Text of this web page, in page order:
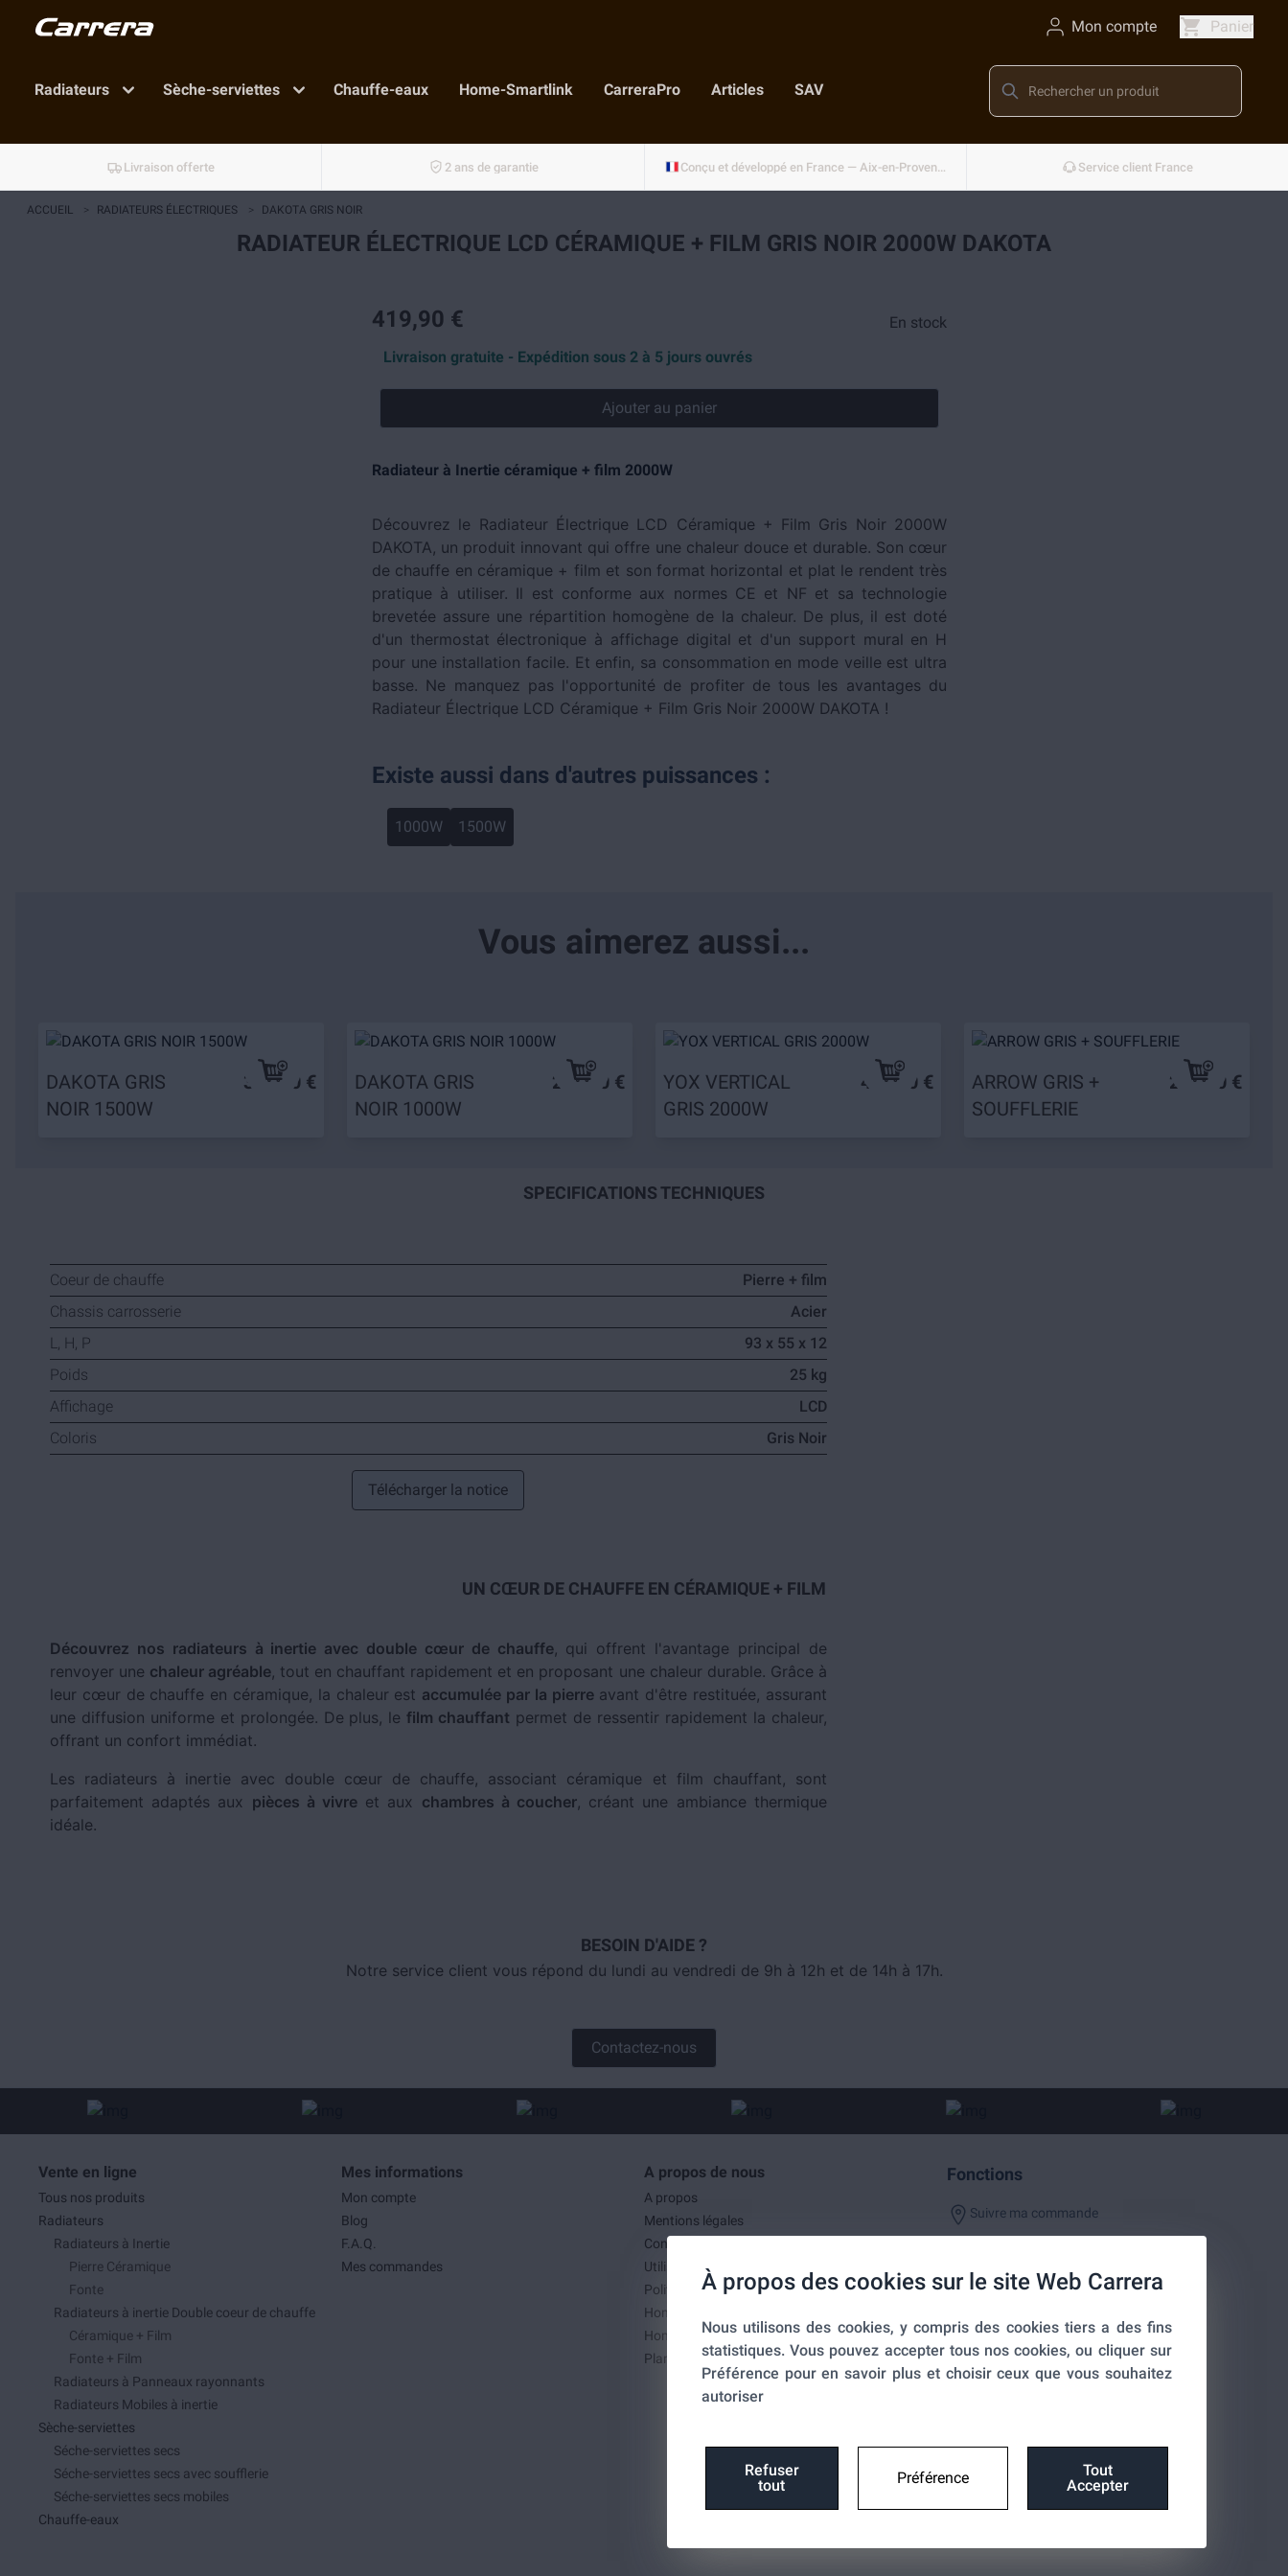
Mon compte Panier
Radiateurs Sèche-serviettes Chauffe-eaux Home-Smartlink CarreraPro Articles SAV
Livraison offerte 2 ans de garantie Conçu et développé en France — Aix-en-Provence Service client France
À propos des cookies sur le site Web Carrera
Nous utilisons des cookies, y compris des cookies tiers a des fins
statistiques. Vous pouvez accepter tous nos cookies, ou cliquer sur
Préférence pour en savoir plus et choisir ceux que vous souhaitez
autoriser
Refuser
tout
Préférence
Tout
Accepter
ACCUEIL > RADIATEURS ÉLECTRIQUES > DAKOTA GRIS NOIR
RADIATEUR ÉLECTRIQUE LCD CÉRAMIQUE + FILM GRIS NOIR 2000W DAKOTA
419,90 €
En stock
Livraison gratuite - Expédition sous 2 à 5 jours ouvrés
Ajouter au panier
Radiateur à Inertie céramique + film 2000W
Découvrez le Radiateur Électrique LCD Céramique + Film Gris Noir 2000W
DAKOTA, un produit innovant qui offre une chaleur douce et durable. Son cœur
de chauffe en céramique + film et son format horizontal et plat le rendent très
pratique à utiliser. Il est conforme aux normes CE et NF et sa technologie
brevetée assure une répartition homogène de la chaleur. De plus, il est doté
d'un thermostat électronique à affichage digital et d'un support mural en H
pour une installation facile. Et enfin, sa consommation en mode veille est ultra
basse. Ne manquez pas l'opportunité de profiter de tous les avantages du
Radiateur Électrique LCD Céramique + Film Gris Noir 2000W DAKOTA !
Existe aussi dans d'autres puissances :
1000W 1500W
Vous aimerez aussi...
DAKOTA GRIS
NOIR 1500W
349,90 €
DAKOTA GRIS
NOIR 1000W
299,90 €
YOX VERTICAL
GRIS 2000W
479,90 €
ARROW GRIS +
SOUFFLERIE
279,90 €
SPECIFICATIONS TECHNIQUES
Coeur de chauffe
Pierre + film
Chassis carrosserie
Acier
L, H, P
93 x 55 x 12
Poids
25 kg
Affichage
LCD
Coloris
Gris Noir
Télécharger la notice
UN CŒUR DE CHAUFFE EN CÉRAMIQUE + FILM
Découvrez nos radiateurs à inertie avec double cœur de chauffe, qui offrent l'avantage principal de
renvoyer une chaleur agréable, tout en chauffant rapidement et en proposant une chaleur durable. Grâce à
leur cœur de chauffe en céramique, la chaleur est accumulée par la pierreavant d'être restituée, assurant
une diffusion uniforme et prolongée. De plus, lefilm chauffant permet de ressentir rapidement la chaleur,
offrant un confort immédiat.
Les radiateurs à inertie avec double cœur de chauffe, associant céramique et film chauffant, sont
parfaitement adaptés aux pièces à vivreet aux chambres à coucher, créant une ambiance thermique
idéale.
BESOIN D'AIDE ?
Notre service client vous répond du lundi au vendredi de 9h à 12h et de 14h à 17h.
Contactez-nous
Vente en ligne
Tous nos produits
Radiateurs
Radiateurs à Inertie
Pierre Céramique
Fonte
Radiateurs à inertie Double coeur de chauffe
Céramique + Film
Fonte + Film
Radiateurs à Panneaux rayonnants
Radiateurs Mobiles à inertie
Sèche-serviettes
Séche-serviettes secs
Séche-serviettes secs avec soufflerie
Séche-serviettes secs mobiles
Chauffe-eaux
Mes informations
Mon compte
Blog
F.A.Q.
Mes commandes
A propos de nous
A propos
Mentions légales
Conditions générales de ventes
Utilisation des cookies
Politique de confidentialité
Home-SmartLink
Home-SmartLink : Politique de confidentialité
Plan du site
Fonctions
Suivre ma commande